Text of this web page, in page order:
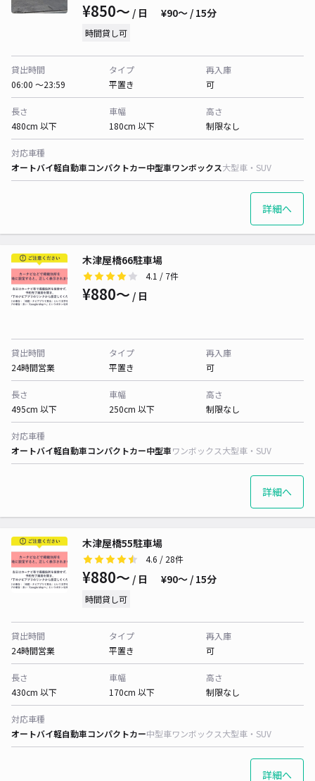
¥850〜 / 日 ¥90〜 / 15分
時間貸し可
貸出時間
06:00 〜23:59
タイプ
平置き
再入庫
可
長さ
480cm 以下
車幅
180cm 以下
高さ
制限なし
対応車種
オートバイ軽自動車コンパクトカー中型車ワンボックス大型車・SUV
詳細へ
木津屋橋66駐車場
4.1 / 7件
¥880〜 / 日
貸出時間
24時間営業
タイプ
平置き
再入庫
可
長さ
495cm 以下
車幅
250cm 以下
高さ
制限なし
対応車種
オートバイ軽自動車コンパクトカー中型車ワンボックス大型車・SUV
詳細へ
木津屋橋55駐車場
4.6 / 28件
¥880〜 / 日 ¥90〜 / 15分
時間貸し可
貸出時間
24時間営業
タイプ
平置き
再入庫
可
長さ
430cm 以下
車幅
170cm 以下
高さ
制限なし
対応車種
オートバイ軽自動車コンパクトカー中型車ワンボックス大型車・SUV
詳細へ